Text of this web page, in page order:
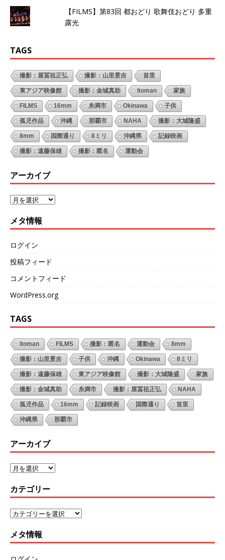
【FILMS】第83回 都おどり 歌舞伎おどり 多重
露光
TAGS
撮影：屋冨祖正弘 撮影：山里景吉 首里
東アジア映像館 撮影：金城真助 Itoman 家族
FILMS 16mm 糸満市 Okinawa 子供
孤児作品 沖縄 那覇市 NAHA 撮影：大城隆盛
8mm 国際通り 8ミリ 沖縄県 記録映画
撮影：遠藤保雄 撮影：匿名 運動会
アーカイブ
メタ情報
ログイン
投稿フィード
コメントフィード
WordPress.org
TAGS
Itoman FILMS 撮影：匿名 運動会 8mm
撮影：山里景吉 子供 沖縄 Okinawa 8ミリ
撮影：遠藤保雄 東アジア映像館 撮影：大城隆盛 家族
撮影：金城真助 糸満市 撮影：屋冨祖正弘 NAHA
孤児作品 16mm 記録映画 国際通り 首里
沖縄県 那覇市
アーカイブ
カテゴリー
メタ情報